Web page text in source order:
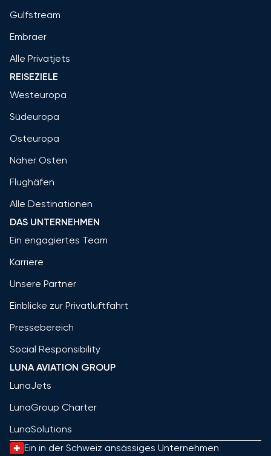
Gulfstream
Embraer
Alle Privatjets
REISEZIELE
Westeuropa
Südeuropa
Osteuropa
Naher Osten
Flughäfen
Alle Destinationen
DAS UNTERNEHMEN
Ein engagiertes Team
Karriere
Unsere Partner
Einblicke zur Privatluftfahrt
Pressebereich
Social Responsibility
LUNA AVIATION GROUP
LunaJets
LunaGroup Charter
LunaSolutions
Ein in der Schweiz ansässiges Unternehmen